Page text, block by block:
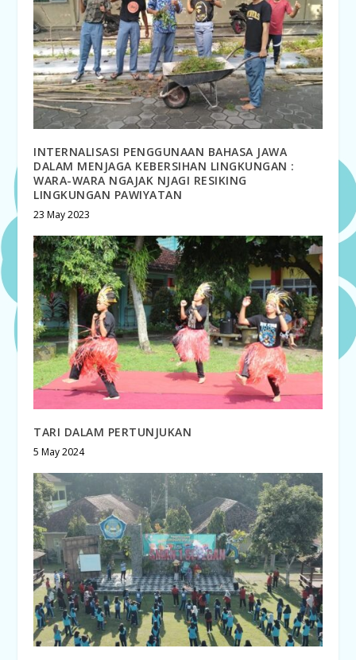
INTERNALISASI PENGGUNAAN BAHASA JAWA
DALAM MENJAGA KEBERSIHAN LINGKUNGAN :
WARA-WARA NGAJAK NJAGI RESIKING
LINGKUNGAN PAWIYATAN
23 May 2023
TARI DALAM PERTUNJUKAN
5 May 2024